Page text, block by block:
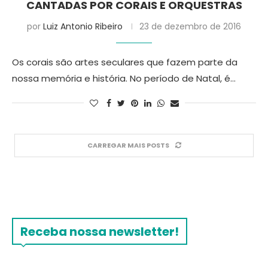
CANTADAS POR CORAIS E ORQUESTRAS
por Luiz Antonio Ribeiro 23 de dezembro de 2016
Os corais são artes seculares que fazem parte da
nossa memória e história. No período de Natal, é…
CARREGAR MAIS POSTS
Receba nossa newsletter!